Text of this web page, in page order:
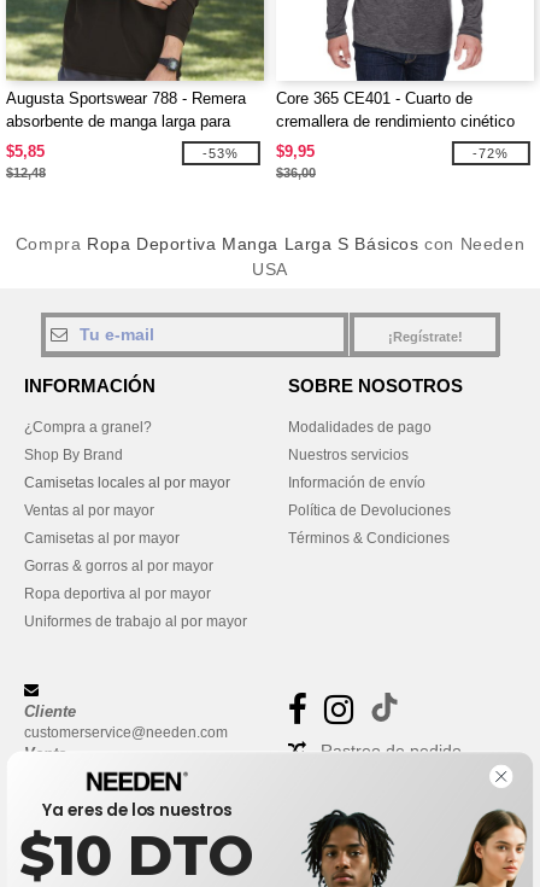
Augusta Sportswear 788 - Remera
absorbente de manga larga para
adultos
$5,85
$12,48
-53%
Core 365 CE401 - Cuarto de
cremallera de rendimiento cinético
para hombre
$9,95
$36,00
-72%
Compra Ropa Deportiva Manga Larga S Básicos con Needen
USA
¡Regístrate!
INFORMACIÓN
¿Compra a granel?
Shop By Brand
Camisetas locales al por mayor
Ventas al por mayor
Camisetas al por mayor
Gorras & gorros al por mayor
Ropa deportiva al por mayor
Uniformes de trabajo al por mayor
SOBRE NOSOTROS
Modalidades de pago
Nuestros servicios
Información de envío
Política de Devoluciones
Términos & Condiciones
Cliente
customerservice@needen.com
Venta
sales@needen.com
Rastreo de pedido
Ya eres de los nuestros
$10 DTO